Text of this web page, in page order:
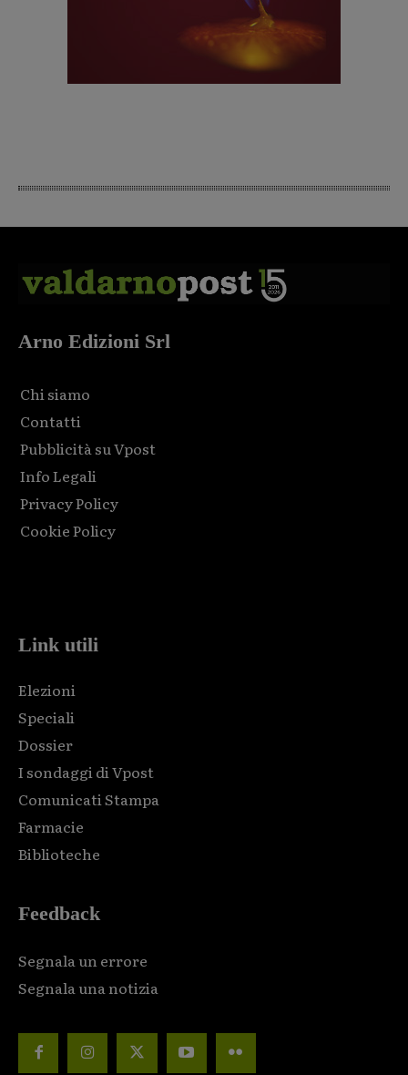
Arno Edizioni Srl
Chi siamo
Contatti
Pubblicità su Vpost
Info Legali
Privacy Policy
Cookie Policy
Link utili
Elezioni
Speciali
Dossier
I sondaggi di Vpost
Comunicati Stampa
Farmacie
Biblioteche
Feedback
Segnala un errore
Segnala una notizia